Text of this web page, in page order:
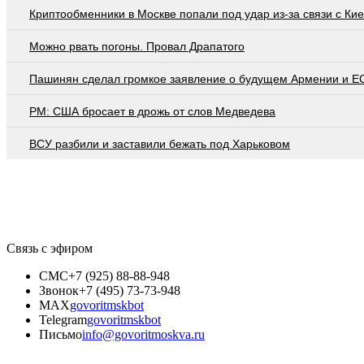
Криптообменники в Москве попали под удар из-за связи с
Можно рвать погоны. Провал Драпатого
Пашинян сделал громкое заявление о будущем Армении и
PM: США бросает в дрожь от слов Медведева
ВСУ разбили и заставили бежать под Харьковом
Связь с эфиром
СМС+7 (925) 88-88-948
Звонок+7 (495) 73-73-948
MAXgovoritmskbot
Telegramgovoritmskbot
Письмоinfo@govoritmoskva.ru